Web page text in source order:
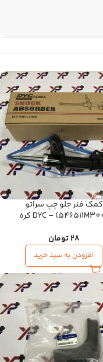
کمک فنر جلو چپ سراتو
28تومان
افزودن به سبد خرید